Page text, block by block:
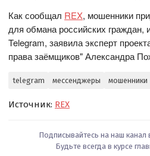
Как сообщал REX, мошенники
для обмана российских граждан,
Telegram, заявила эксперт
права заёмщиков" Александра
telegram мессенджеры мошенники
Источник: REX
Подписывайтесь на наш канал
Будьте всегда в курсе